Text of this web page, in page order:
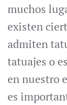
muchos
existen
admiten
tatuajes o
en nuestro
es